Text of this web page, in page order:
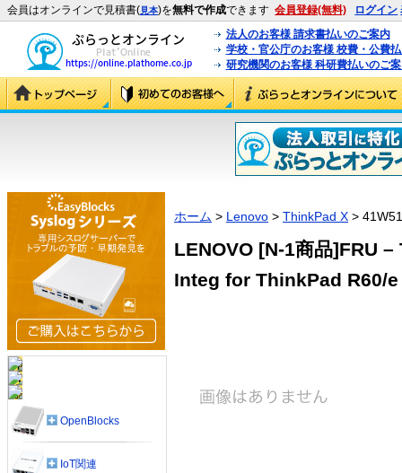
会員はオンラインで見積書(見本)を無料で作成できます 会員登録(無料) ログイン
法人のお客様 請求書払いのご案内
学校・官公庁のお客様 校費・公費
研究機関のお客様 科研費払いのご
ホーム > Lenovo > ThinkPad X >
LENOVO [N-1商品]FRU
Integ for ThinkPad R60/e
OpenBlocks
IoT関連